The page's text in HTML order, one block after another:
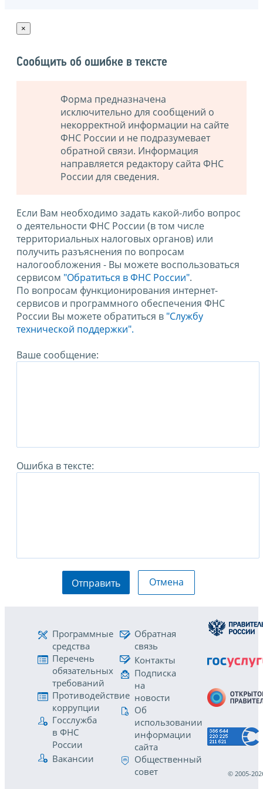
×
Сообщить об ошибке в тексте
Форма предназначена
исключительно для сообщений о
некорректной информации на сайте
ФНС России и не подразумевает
обратной связи. Информация
направляется редактору сайта ФНС
России для сведения.
Если Вам необходимо задать какой-либо вопрос
о деятельности ФНС России (в том числе
территориальных налоговых органов) или
получить разъяснения по вопросам
налогообложения - Вы можете воспользоваться
сервисом "Обратиться в ФНС России".
По вопросам функционирования интернет-
сервисов и программного обеспечения ФНС
России Вы можете обратиться в "Службу
технической поддержки".
Ваше сообщение:
Ошибка в тексте:
Отправить Отмена
Программные
средства
Перечень
обязательных
требований
Противодействие
коррупции
Госслужба
в ФНС
России
Вакансии
Обратная
связь
Контакты
Подписка
на
новости
Об
использовании
информации
сайта
Общественный
совет
© 2005-